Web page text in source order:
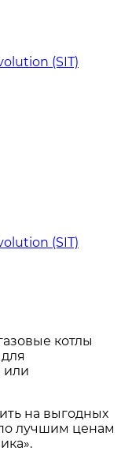
(SIT)
(SIT)
котлы
для
или
на выгодных
лучшим ценам